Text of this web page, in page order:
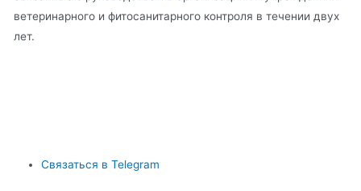
ветеринарного и фитосанитарного контроля в течении двух
лет.
Связаться в Telegram